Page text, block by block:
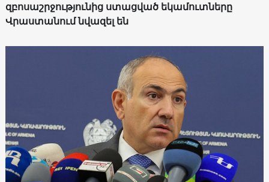
զբոսաշրջությունից ստացված եկամուտները
Վրաստանում նվազել են